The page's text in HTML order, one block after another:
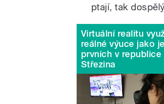
ptají, tak
Virtuální realitu
reálné výuce jako
prvních v republice
Střezina